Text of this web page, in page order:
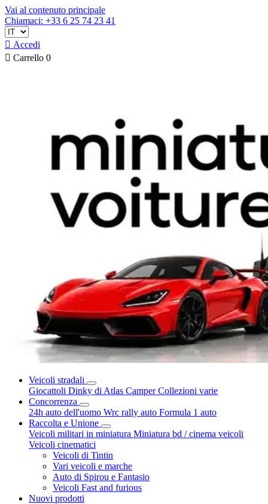
Vai al contenuto principale
Chiamaci: +33 6 25 74 23 41
 Accedi
 Carrello 0
Veicoli stradali
Giocattoli Dinky di Atlas CamperCollezioni varie
Concorrenza
24h auto dell'uomo Wrc rally auto Formula 1 auto
Raccolta e Unione
Veicoli militari in miniatura Miniatura bd / cinema veicoli
Veicoli cinematici
Veicoli di Tintin
Vari veicoli e marche
Auto di Spirou e Fantasio
Veicoli Fast and furious
Nuovi prodotti